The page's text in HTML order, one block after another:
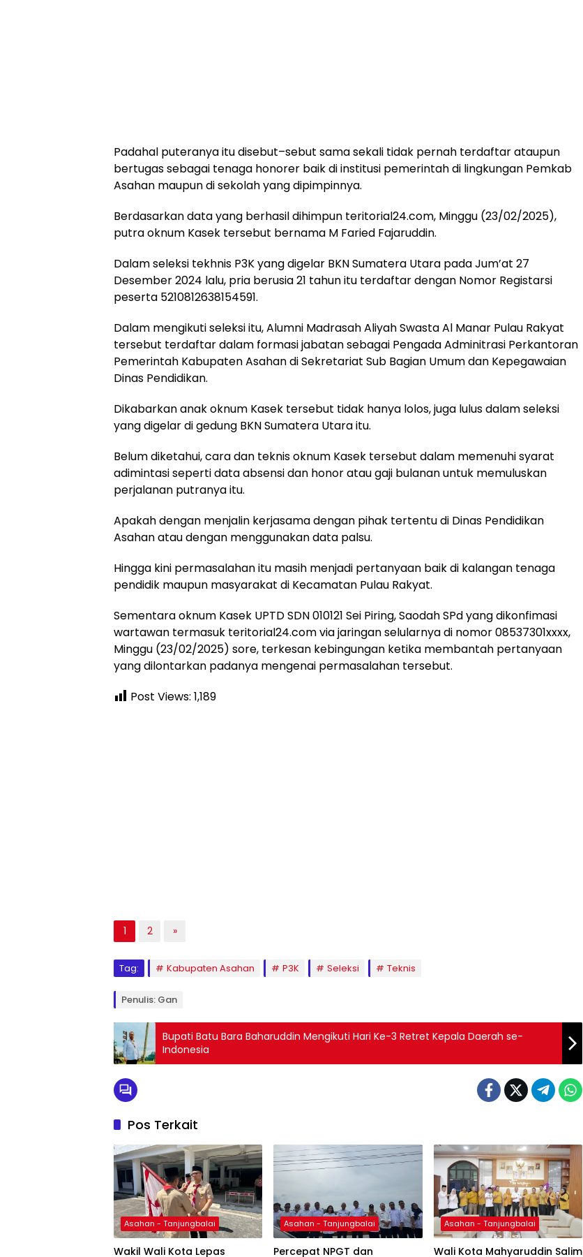
Padahal puteranya itu disebut–sebut sama sekali tidak pernah terdaftar ataupun
bertugas sebagai tenaga honorer baik di institusi pemerintah di lingkungan Pemkab
Asahan maupun di sekolah yang dipimpinnya.
Berdasarkan data yang berhasil dihimpun teritorial24.com, Minggu (23/02/2025),
putra oknum Kasek tersebut bernama M Faried Fajaruddin.
Dalam seleksi tekhnis P3K yang digelar BKN Sumatera Utara pada Jum’at 27
Desember 2024 lalu, pria berusia 21 tahun itu terdaftar dengan Nomor Registarsi
peserta 5210812638154591.
Dalam mengikuti seleksi itu, Alumni Madrasah Aliyah Swasta Al Manar Pulau Rakyat
tersebut terdaftar dalam formasi jabatan sebagai Pengada Adminitrasi Perkantoran
Pemerintah Kabupaten Asahan di Sekretariat Sub Bagian Umum dan Kepegawaian
Dinas Pendidikan.
Dikabarkan anak oknum Kasek tersebut tidak hanya lolos, juga lulus dalam seleksi
yang digelar di gedung BKN Sumatera Utara itu.
Belum diketahui, cara dan teknis oknum Kasek tersebut dalam memenuhi syarat
adimintasi seperti data absensi dan honor atau gaji bulanan untuk memuluskan
perjalanan putranya itu.
Apakah dengan menjalin kerjasama dengan pihak tertentu di Dinas Pendidikan
Asahan atau dengan menggunakan data palsu.
Hingga kini permasalahan itu masih menjadi pertanyaan baik di kalangan tenaga
pendidik maupun masyarakat di Kecamatan Pulau Rakyat.
Sementara oknum Kasek UPTD SDN 010121 Sei Piring, Saodah SPd yang dikonfimasi
wartawan termasuk teritorial24.com via jaringan selularnya di nomor 08537301xxxx,
Minggu (23/02/2025) sore, terkesan kebingungan ketika membantah pertanyaan
yang dilontarkan padanya mengenai permasalahan tersebut.
Post Views: 1,189
1 2 »
Tag: Kabupaten Asahan P3K Seleksi Teknis
Penulis: Gan
Bupati Batu Bara Baharuddin Mengikuti Hari Ke-3 Retret Kepala Daerah se-
Indonesia
Pos Terkait
Asahan - Tanjungbalai
Wakil Wali Kota Lepas
Asahan - Tanjungbalai
Percepat NPGT dan
Asahan - Tanjungbalai
Wali Kota Mahyaruddin Salim